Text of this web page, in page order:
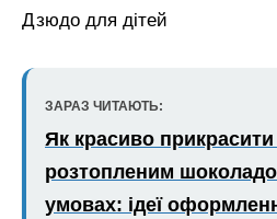
Дзюдо для дітей
ЗАРАЗ ЧИТАЮТЬ:
Як красиво прикрасити
розтопленим
умовах: ідеї